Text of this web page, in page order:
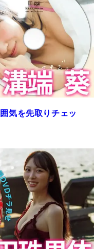
気を先取りチェッ